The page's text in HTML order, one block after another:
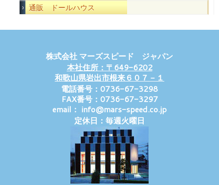
通販 ドールハウス
株式会社 マーズスピード ジャパン
本社住所：〒649-6202
和歌山県岩出市根来６０７－１
電話番号：0736-67-3298
FAX番号：0736-67-3297
email： info@mars-speed.co.jp
定休日：毎週火曜日